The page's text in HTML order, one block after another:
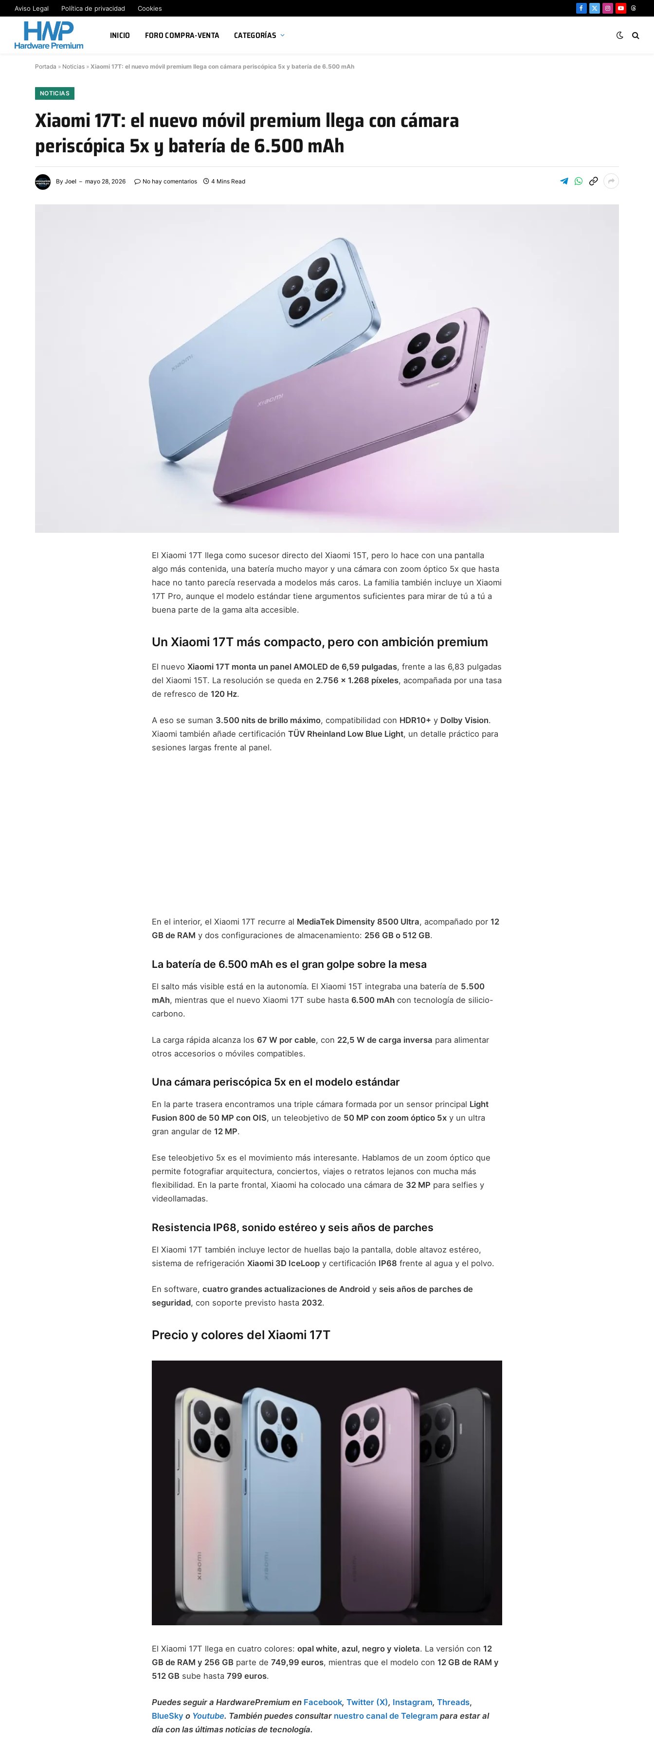
Aviso Legal Política de privacidad Cookies
Facebook
X
Instagram
YouTube
INICIO FORO COMPRA-VENTA CATEGORÍAS
Portada » Noticias » Xiaomi 17T: el nuevo móvil premium llega con cámara periscópica 5x y batería de 6.500 mAh
NOTICIAS
Xiaomi 17T: el nuevo móvil premium llega con cámara
periscópica 5x y batería de 6.500 mAh
By Joel mayo 28, 2026 No hay comentarios 4 Mins Read
El Xiaomi 17T llega como sucesor directo del Xiaomi 15T, pero lo hace con una pantalla
algo más contenida, una batería mucho mayor y una cámara con zoom óptico 5x que hasta
hace no tanto parecía reservada a modelos más caros. La familia también incluye un Xiaomi
17T Pro, aunque el modelo estándar tiene argumentos suficientes para mirar de tú a tú a
buena parte de la gama alta accesible.
Un Xiaomi 17T más compacto, pero con ambición premium
El nuevo Xiaomi 17T monta un panel AMOLED de 6,59 pulgadas, frente a las 6,83 pulgadas
del Xiaomi 15T. La resolución se queda en 2.756 x 1.268 píxeles, acompañada por una tasa
de refresco de 120 Hz.
A eso se suman 3.500 nits de brillo máximo, compatibilidad con HDR10+ y Dolby Vision.
Xiaomi también añade certificación TÜV Rheinland Low Blue Light, un detalle práctico para
sesiones largas frente al panel.
En el interior, el Xiaomi 17T recurre al MediaTek Dimensity 8500 Ultra, acompañado por 12
GB de RAM y dos configuraciones de almacenamiento: 256 GB o 512 GB.
La batería de 6.500 mAh es el gran golpe sobre la mesa
El salto más visible está en la autonomía. El Xiaomi 15T integraba una batería de 5.500
mAh, mientras que el nuevo Xiaomi 17T sube hasta 6.500 mAh con tecnología de silicio-
carbono.
La carga rápida alcanza los 67 W por cable, con 22,5 W de carga inversa para alimentar
otros accesorios o móviles compatibles.
Una cámara periscópica 5x en el modelo estándar
En la parte trasera encontramos una triple cámara formada por un sensor principal Light
Fusion 800 de 50 MP con OIS, un teleobjetivo de 50 MP con zoom óptico 5x y un ultra
gran angular de 12 MP.
Ese teleobjetivo 5x es el movimiento más interesante. Hablamos de un zoom óptico que
permite fotografiar arquitectura, conciertos, viajes o retratos lejanos con mucha más
flexibilidad. En la parte frontal, Xiaomi ha colocado una cámara de 32 MP para selfies y
videollamadas.
Resistencia IP68, sonido estéreo y seis años de parches
El Xiaomi 17T también incluye lector de huellas bajo la pantalla, doble altavoz estéreo,
sistema de refrigeración Xiaomi 3D IceLoop y certificación IP68 frente al agua y el polvo.
En software, cuatro grandes actualizaciones de Android y seis años de parches de
seguridad, con soporte previsto hasta 2032.
Precio y colores del Xiaomi 17T
El Xiaomi 17T llega en cuatro colores: opal white, azul, negro y violeta. La versión con 12
GB de RAM y 256 GB parte de 749,99 euros, mientras que el modelo con 12 GB de RAM y
512 GB sube hasta 799 euros.
Puedes seguir a HardwarePremium en Facebook, Twitter (X), Instagram, Threads,
BlueSky o Youtube. También puedes consultar nuestro canal de Telegram para estar al
día con las últimas noticias de tecnología.